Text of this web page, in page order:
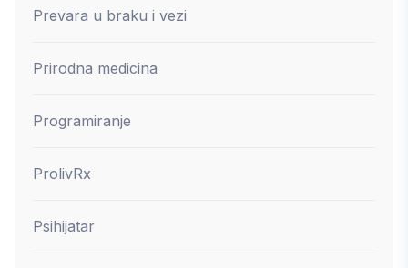
Prevara u braku i vezi
Prirodna medicina
Programiranje
ProlivRx
Psihijatar